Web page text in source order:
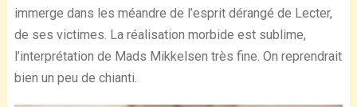
immerge dans les méandre de l’esprit dérangé de Lecter,
de ses victimes. La réalisation morbide est sublime,
l’interprétation de Mads Mikkelsen très fine. On reprendrait
bien un peu de chianti.